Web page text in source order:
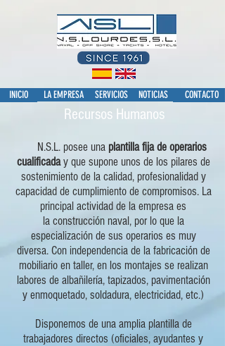
Recursos Humanos
INICIO LA EMPRESA SERVICIOS NOTICIAS CONTACTO
N.S.L. posee una plantilla fija de operarios
cualificaday que supone unos de los pilares de
sostenimiento de la calidad, profesionalidad y
capacidad de cumplimiento de compromisos. La
principal actividad de la empresa es
la construcción naval, por lo que la
especialización de sus operarios es muy
diversa. Con independencia de la fabricación de
mobiliario en taller, en los montajes se realizan
labores de albañilería, tapizados, pavimentación
y enmoquetado, soldadura, electricidad, etc.)
Disponemos de una amplia plantilla de
trabajadores directos (oficiales, ayudantes y